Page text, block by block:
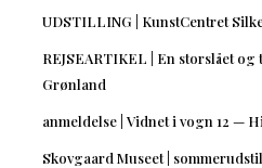
UDSTILLING | KunstCentret
REJSEARTIKEL | En storslået
Grønland
anmeldelse | Vidnet i vogn 12 —
Skovgaard Museet |